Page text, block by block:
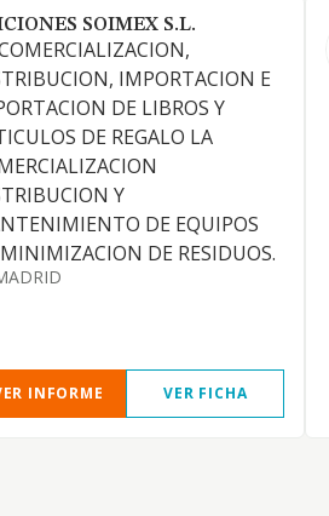
SOIMEX S.L.
IMPORTACION E
DE LIBROS Y
DE REGALO LA
Y
DE EQUIPOS
DE RESIDUOS.
INFORME VER FICHA